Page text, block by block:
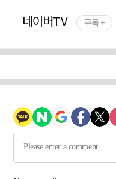
네이버TV 구독 +